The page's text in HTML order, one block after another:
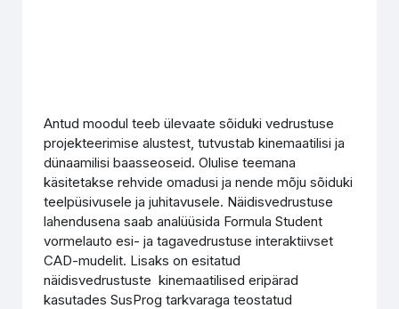
Antud moodul teeb ülevaate sõiduki vedrustuse
projekteerimise alustest, tutvustab kinemaatilisi ja
dünaamilisi baasseoseid. Olulise teemana
käsitetakse rehvide omadusi ja nende mõju sõiduki
teelpüsivusele ja juhitavusele. Näidisvedrustuse
lahendusena saab analüüsida Formula Student
vormelauto esi- ja tagavedrustuse interaktiivset
CAD-mudelit. Lisaks on esitatud
näidisvedrustuste kinemaatilised eripärad
kasutades SusProg tarkvaraga teostatud